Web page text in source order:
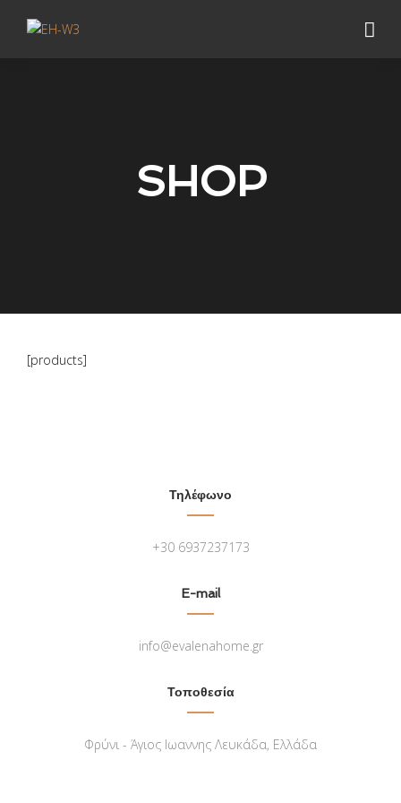
SHOP
[products]
Τηλέφωνο
+30 6937237173
E-mail
info@evalenahome.gr
Τοποθεσία
Φρύνι - Άγιος Ιωαννης Λευκάδα, Ελλάδα